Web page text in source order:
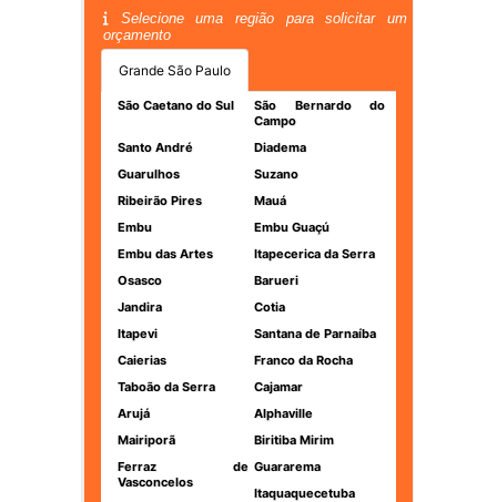
Selecione uma região para solicitar um
orçamento
Grande São Paulo
São Caetano do Sul
São Bernardo do
Campo
Santo André
Diadema
Guarulhos
Suzano
Ribeirão Pires
Mauá
Embu
Embu Guaçú
Embu das Artes
Itapecerica da Serra
Osasco
Barueri
Jandira
Cotia
Itapevi
Santana de Parnaíba
Caierias
Franco da Rocha
Taboão da Serra
Cajamar
Arujá
Alphaville
Mairiporã
Biritiba Mirim
Ferraz de
Vasconcelos
Guararema
Itaquaquecetuba